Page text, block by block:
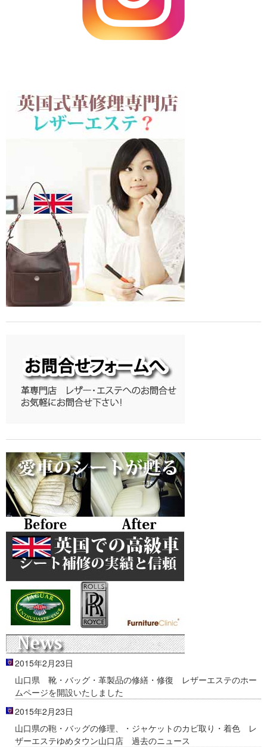
2015年2月23日
山口県 靴・バッグ・革製品の修繕・修復 レザーエステのホー
ムページを開設いたしました
2015年2月23日
山口県の鞄・バッグの修理、・ジャケットのカビ取り・着色 レ
ザーエステゆめタウン山口店 過去のニュース